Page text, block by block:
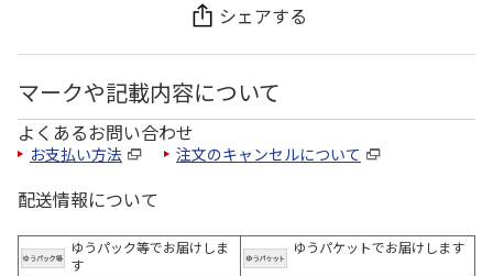
シェアする
マークや記載内容について
よくあるお問い合わせ
お支払い方法 注文のキャンセルについて
配送情報について
ゆうパック等でお届けしま
す
ゆうパケットでお届けします